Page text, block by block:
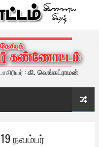
இதழ்
:கி. வெங்கட்ராமன்
நவம்பர்